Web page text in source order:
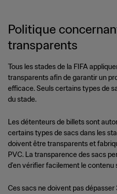
Politique
transparents
Tous les stades de la FIFA
transparents afin de garantir un
efficace. Seuls certains types de
du stade.
Les détenteurs de billets sont
certains types de sacs dans les
doivent être transparents et
PVC. La transparence des sacs
d'en vérifier facilement le contenu
Ces sacs ne doivent pas